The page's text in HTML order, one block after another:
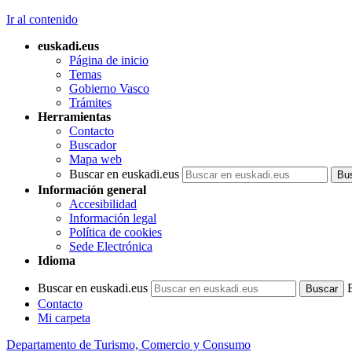
Ir al contenido
euskadi.eus
Página de inicio
Temas
Gobierno Vasco
Trámites
Herramientas
Contacto
Buscador
Mapa web
Buscar en euskadi.eus
Información general
Accesibilidad
Información legal
Política de cookies
Sede Electrónica
Idioma
Buscar en euskadi.eus
Contacto
Mi carpeta
Departamento de Turismo, Comercio y Consumo